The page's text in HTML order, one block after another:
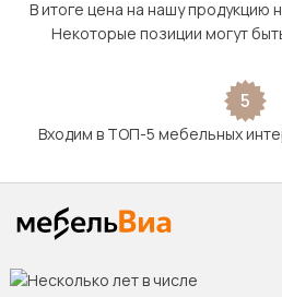
В итоге цена на нашу продукцию
Некоторые позиции могут
5
Входим в ТОП-5 мебельных